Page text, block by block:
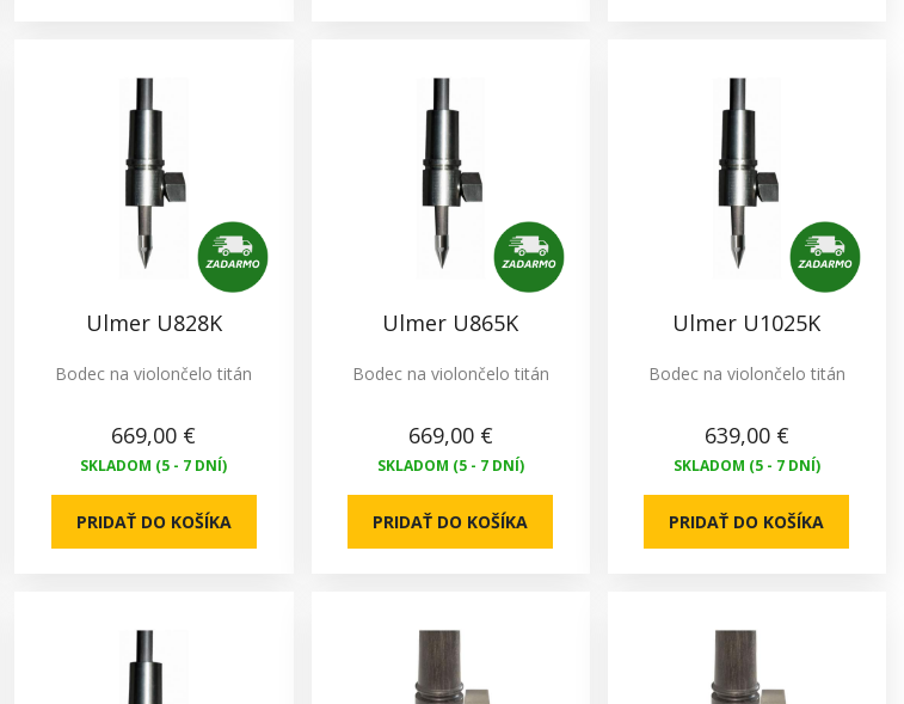
Ulmer U828K
Bodec na violončelo titán
669,00 €
SKLADOM (5 - 7 DNÍ)
PRIDAŤ DO KOŠÍKA
Ulmer U865K
Bodec na violončelo titán
669,00 €
SKLADOM (5 - 7 DNÍ)
PRIDAŤ DO KOŠÍKA
Ulmer U1025K
Bodec na violončelo titán
639,00 €
SKLADOM (5 - 7 DNÍ)
PRIDAŤ DO KOŠÍKA